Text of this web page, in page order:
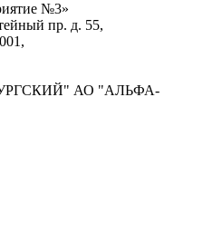
№3»
пр. д. 55,
АО "АЛЬФА-